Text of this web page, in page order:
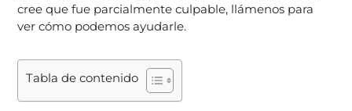
cree que fue parcialmente culpable, llámenos para
ver cómo podemos ayudarle.
Tabla de contenido